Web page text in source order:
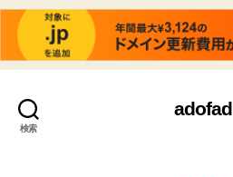
検索
adofad